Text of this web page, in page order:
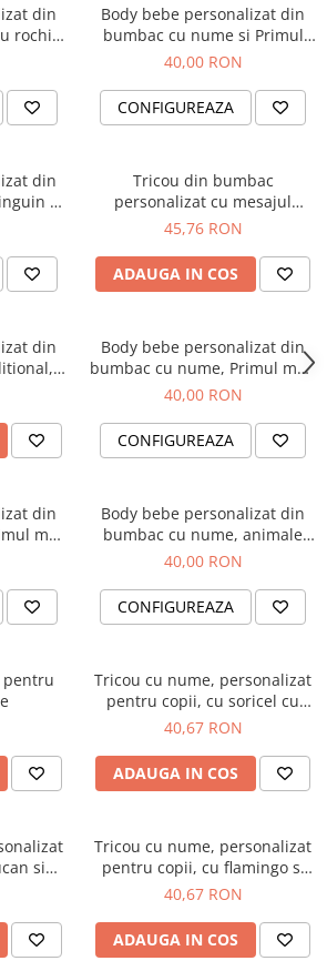
din
rochita
Body bebe personalizat din
bumbac cu nume si Primul
meu Craciun
40,00 RON
CONFIGUREAZA
din
si
Tricou din bumbac
personalizat cu mesajul
Mandra ca sunt Romanca
45,76 RON
ADAUGA IN COS
din
Body bebe personalizat din
bumbac cu nume, Primul meu
Paste, cu iepuras, pentru
40,00 RON
CONFIGUREAZA
din
meu
Body bebe personalizat din
bumbac cu nume, animale
jungla, the wild one pentru
40,00 RON
CONFIGUREAZA
pentru
Tricou cu nume, personalizat
pentru copii, cu soricel cu
design marin, tricou din
40,67 RON
ADAUGA IN COS
si
Tricou cu nume, personalizat
pentru copii, cu flamingo si
flori, tricou din bumbac alb
40,67 RON
ADAUGA IN COS